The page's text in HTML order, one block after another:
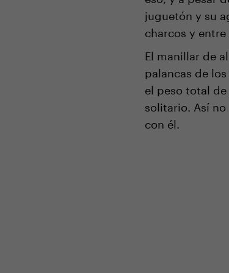
juguetón y su
charcos y
El manillar de
palancas de
el peso total
solitario. Así
con él.